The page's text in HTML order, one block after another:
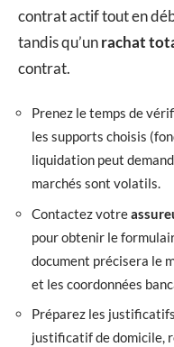
contrat actif tout en
tandis qu’unrachat
contrat.
Prenez le temps de
les supports choisis
liquidation peut
marchés sont volatils.
Contactez votre
pour obtenir le
document précisera le
et les coordonnées
Préparez les
justificatif de domicile,